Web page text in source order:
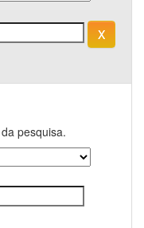
pesquisa.